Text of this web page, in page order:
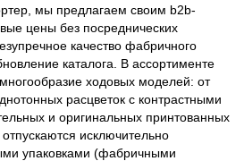
мы предлагаем своим b2b-
цены без посреднических
качество фабричного
каталога. В ассортименте
ходовых моделей: от
расцветок с контрастными
и оригинальных принтованных
исключительно
упаковками (фабричными